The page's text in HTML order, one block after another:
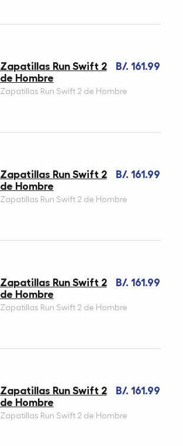
B/. 161.99
Zapatillas Run Swift 2
de Hombre
Zapatillas Run Swift 2 de Hombre
B/. 161.99
Zapatillas Run Swift 2
de Hombre
Zapatillas Run Swift 2 de Hombre
B/. 161.99
Zapatillas Run Swift 2
de Hombre
Zapatillas Run Swift 2 de Hombre
B/. 161.99
Zapatillas Run Swift 2
de Hombre
Zapatillas Run Swift 2 de Hombre